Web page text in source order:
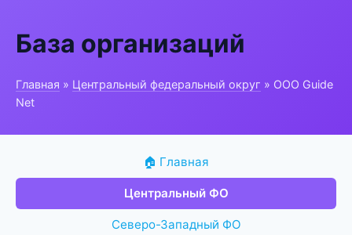
База организаций
Главная » Центральный федеральный округ » ООО Guide
Net
🏠 Главная
Центральный ФО
Северо-Западный ФО